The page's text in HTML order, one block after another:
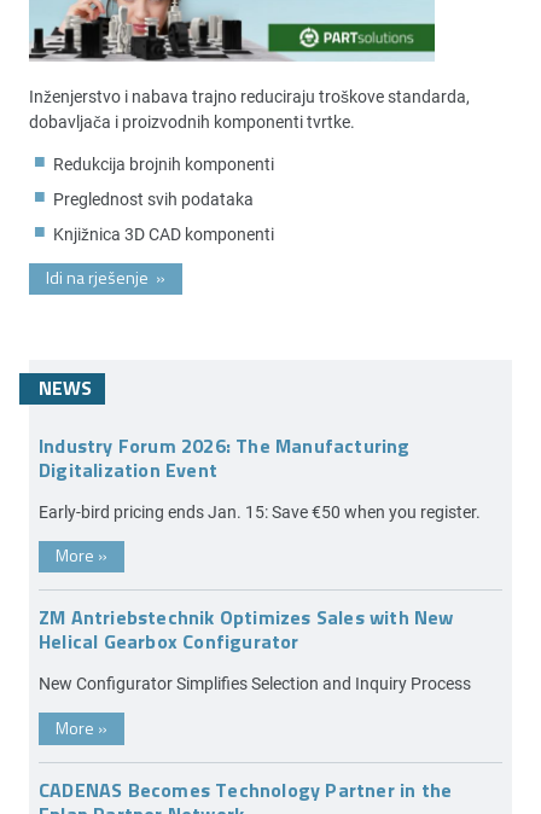
Inženjerstvo i nabava trajno reduciraju troškove standarda,
dobavljača i proizvodnih komponenti tvrtke.
Redukcija brojnih komponenti
Preglednost svih podataka
Knjižnica 3D CAD komponenti
Idi na rješenje »
NEWS
Industry Forum 2026: The Manufacturing
Digitalization Event
Early-bird pricing ends Jan. 15: Save €50 when you register.
More »
ZM Antriebstechnik Optimizes Sales with New
Helical Gearbox Configurator
New Configurator Simplifies Selection and Inquiry Process
More »
CADENAS Becomes Technology Partner in the